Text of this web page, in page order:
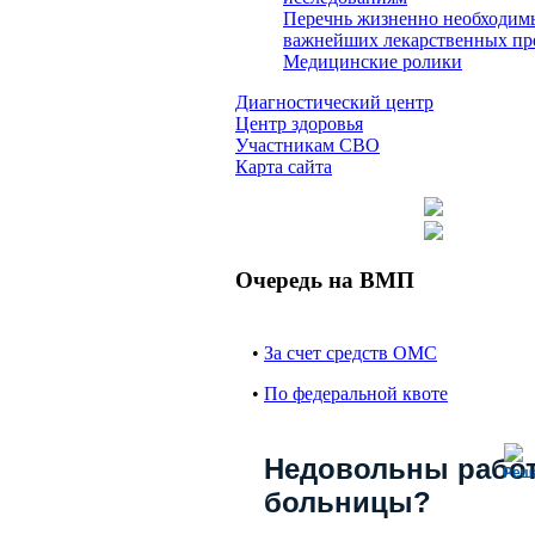
Перечнь жизненно
важнейших лекарственных
Медицинские ролики
Диагностический центр
Центр здоровья
Участникам СВО
Карта сайта
Очередь на ВМП
• За счет средств ОМС
• По федеральной квоте
Недовольны
больницы?